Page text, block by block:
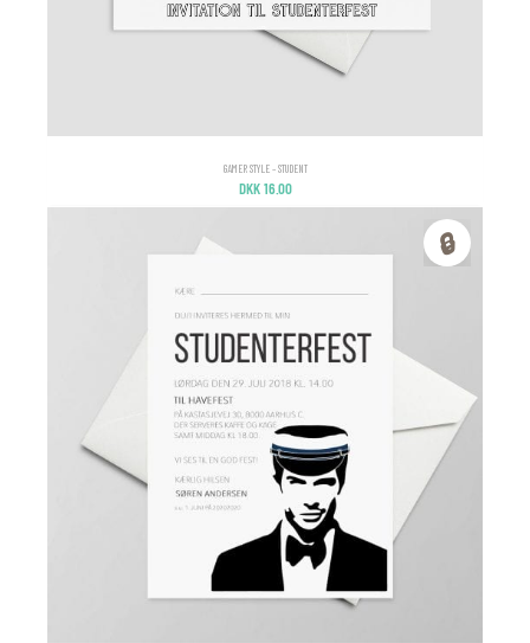
GAMER STYLE – STUDENT
DKK16.00
🔒